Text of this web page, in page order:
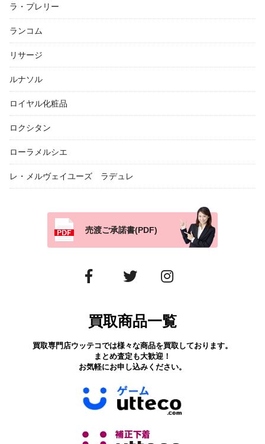
ラ・プレリー
ランコム
リサージ
ルナソル
ロイヤル化粧品
ロクシタン
ローラメルシエ
レ・メルヴェイユーズ ラデュレ
売渡ご承諾書(PDF)
買取商品一覧
買取専門店ウッテコでは様々な商品を買取しております。
まとめ査定も大歓迎！
お気軽にお申し込みください。